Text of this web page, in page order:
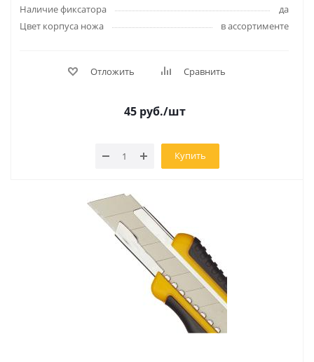
Наличие фиксатора
да
Цвет корпуса ножа
в ассортименте
Отложить Сравнить
45руб./шт
Купить